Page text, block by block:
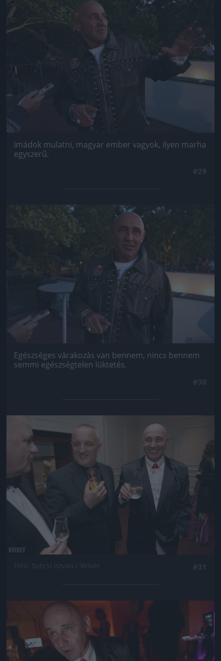
Jön még kép!
Imádok mulatni, magyar ember vagyok, ilyen marha
egyszerű.
Jön még kép!
Egészséges várakozás van bennem, nincs bennem
semmi egészségtelen lüktetés.
Jön még kép!
Jön még kép!